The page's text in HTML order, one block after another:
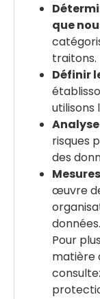
que
traitons.
Définir
utilisons
risques
des
œuvre
données.
Pour
matière